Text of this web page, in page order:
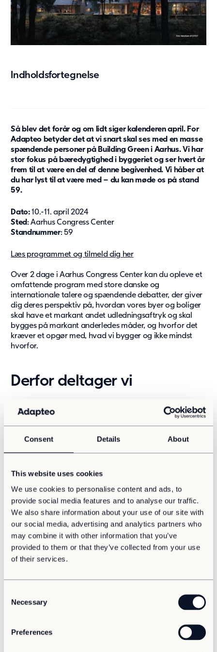
Consent Details About
This website uses cookies
We use cookies to personalise content and ads, to
provide social media features and to analyse our traffic.
We also share information about your use of our site with
our social media, advertising and analytics partners who
may combine it with other information that you’ve
provided to them or that they’ve collected from your use
of their services.
Necessary
Preferences
Beboelse
Ældreboliger
Modulløsninger
A15
Modulserier
Andet
Tilvalg
Space as a service
Genhusning
Vores tilgang
Bæredygtighed
Aktuelt
Nyheder
Referencer
Artikler
Aktuelt
Moduler der er bygget til fremtiden
Vi tror på, at vi i fremtiden har brug for mere fleksible og
Kontakt os
Service & Support
Presse og Medier
Karriere
Karriere
Indholdsfortegnelse
Så blev det forår og om lidt siger kalenderen april. For
Adapteo betyder det at vi snart skal ses med en masse
spændende personer på Building Green i Aarhus. Vi har
stor fokus på bæredygtighed i byggeriet og ser hvert år
frem til at være en del af denne begivenhed. Vi håber at
du har lyst til at være med – du kan møde os på stand
59.
Dato:10.-11. april 2024
Sted : Aarhus Congress Center
Standnummer: 59
Læs programmet og tilmeld dig her
Over 2 dage i Aarhus Congress Center kan du opleve et
omfattende program med store danske og
internationale talere og spændende debatter, der giver
dig deres perspektiv på, hvordan vores byer og boliger
skal have et markant andet udledningsaftryk og skal
bygges på markant anderledes måder, og hvorfor det
kræver et opgør med, hvad vi bygger og ikke mindst
hvorfor.
Derfor deltager vi
Building Green Messen er en af Europas førende
platforme for alle, der arbejder med bæredygtighed i
byggeriet og andre sektorer. For Adapteo, som har en
ambition om at gå forrest og være en af de mest
bæredygtige virksomheder i vores branche, er dette en
modulløsninger.
På vores stand, stand 59, kan du møde vores
konsulenter, udforske vores sortiment og lære mere om,
hvordan vores modulløsninger bidrager til en cirkulær
livscyklus, hvordan vi kan bidrage til dine fremtidige
projekter og ikke mindste Adapteo moduler kan bidrage
til at skabe byer, arkitektur og samfund, der er i synergi
med naturen og give mere tilbage end de tager.
Messeprogram
Building Green har arrangeret to spændende dage, med
Læs programmet og tilmeld